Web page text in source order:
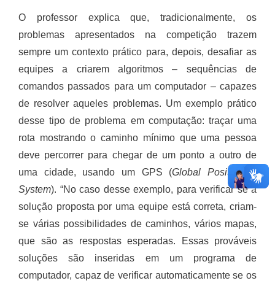
O professor explica que, tradicionalmente, os
problemas apresentados na competição trazem
sempre um contexto prático para, depois, desafiar as
equipes a criarem algoritmos – sequências de
comandos passados para um computador – capazes
de resolver aqueles problemas. Um exemplo prático
desse tipo de problema em computação: traçar uma
rota mostrando o caminho mínimo que uma pessoa
deve percorrer para chegar de um ponto a outro de
uma cidade, usando um GPS (Global Positioning
System). “No caso desse exemplo, para verificar se a
solução proposta por uma equipe está correta, criam-
se várias possibilidades de caminhos, vários mapas,
que são as respostas esperadas. Essas prováveis
soluções são inseridas em um programa de
computador, capaz de verificar automaticamente se os